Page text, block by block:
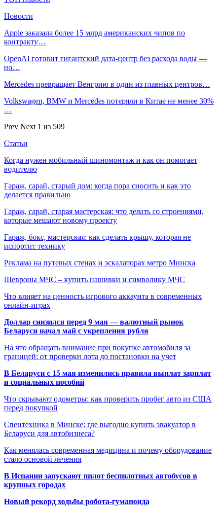
Новости
Apple заказала более 15 млрд американских чипов по
контракту…
OpenAI готовит гигантский дата-центр без расхода воды —
но…
Mercedes превращает Венгрию в один из главных центров…
Volkswagen, BMW и Mercedes потеряли в Китае не менее 30%
…
Prev Next 1 из 509
Статьи
Когда нужен мобильный шиномонтаж и как он помогает
водителю
Гараж, сарай, старый дом: когда пора сносить и как это
делается правильно
Гараж, сарай, старая мастерская: что делать со строениями,
которые мешают новому проекту
Гараж, бокс, мастерская: как сделать крышу, которая не
испортит технику
Реклама на путевых стенах и эскалаторах метро Минска
Шевроны МЧС – купить нашивки и символику МЧС
Что влияет на ценность игрового аккаунта в современных
онлайн-играх
Доллар снизился перед 9 мая — валютный рынок
Беларуси начал май с укрепления рубля
На что обращать внимание при покупке автомобиля за
границей: от проверки лота до постановки на учет
В Беларуси с 15 мая изменились правила выплат зарплат
и социальных пособий
Что скрывают одометры: как проверить пробег авто из США
перед покупкой
Спецтехника в Минске: где выгодно купить эвакуатор в
Беларуси для автобизнеса?
Как менялась современная медицина и почему оборудование
стало основой лечения
В Испании запускают пилот беспилотных автобусов в
крупных городах
Новый рекорд ходьбы робота-гуманоида